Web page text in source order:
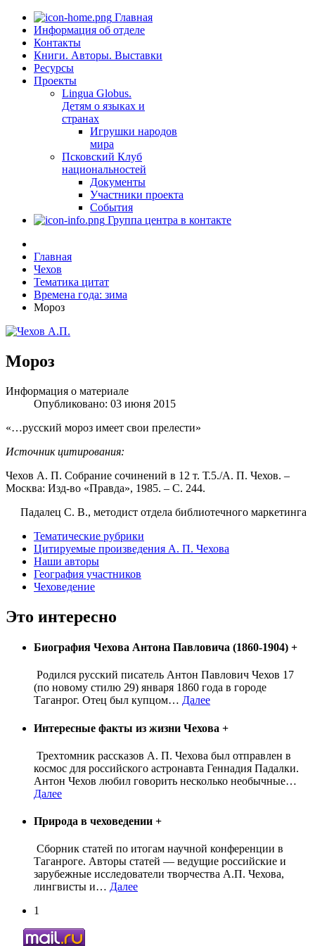
Главная
Информация об отделе
Контакты
Книги. Авторы. Выставки
Ресурсы
Проекты
Lingua Globus.
Детям о языках и
странах
Игрушки народов
мира
Псковский Клуб
национальностей
Документы
Участники проекта
События
Группа центра в контакте
Главная
Чехов
Тематика цитат
Времена года: зима
Мороз
Мороз
Информация о материале
Опубликовано: 03 июня 2015
«…русский мороз имеет свои прелести»
Источник цитирования:
Чехов А. П. Собрание сочинений в 12 т. Т.5./А. П. Чехов. –
Москва: Изд-во «Правда», 1985. – С. 244.
Падалец С. В., методист отдела библиотечного маркетинга
Тематические рубрики
Цитируемые произведения А. П. Чехова
Наши авторы
География участников
Чеховедение
Это интересно
Биография Чехова Антона Павловича (1860-1904) +
Родился русский писатель Антон Павлович Чехов 17
(по новому стилю 29) января 1860 года в городе
Таганрог. Отец был купцом… Далее
Интересные факты из жизни Чехова +
Трехтомник рассказов А. П. Чехова был отправлен в
космос для российского астронавта Геннадия Падалки.
Антон Чехов любил говорить несколько необычные…
Далее
Природа в чеховедении +
Сборник статей по итогам научной конференции в
Таганроге. Авторы статей — ведущие российские и
зарубежные исследователи творчества А.П. Чехова,
лингвисты и… Далее
1